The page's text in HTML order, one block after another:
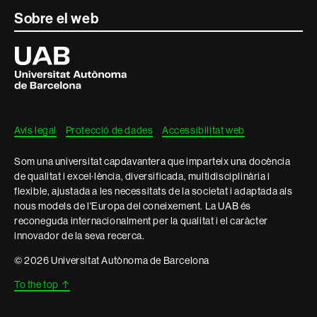
Sobre el web
Universitat
Autònoma
de
Barcelona
Avís legal Protecció de dades Accessibilitat web
Som una universitat capdavantera que imparteix una docència
de qualitat i excel·lència, diversificada, multidisciplinària i
flexible, ajustada a les necessitats de la societat i adaptada als
nous models de l'Europa del coneixement. La UAB és
reconeguda internacionalment per la qualitat i el caràcter
innovador de la seva recerca.
© 2026 Universitat Autònoma de Barcelona
To the top ↑